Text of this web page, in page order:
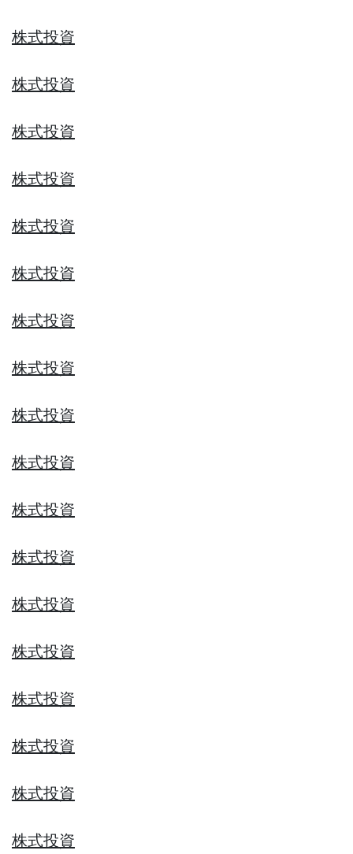
株式投資
株式投資
株式投資
株式投資
株式投資
株式投資
株式投資
株式投資
株式投資
株式投資
株式投資
株式投資
株式投資
株式投資
株式投資
株式投資
株式投資
株式投資